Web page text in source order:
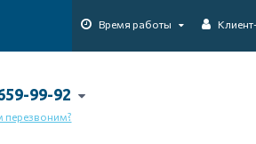
Время работы
99-92
перезвоним?